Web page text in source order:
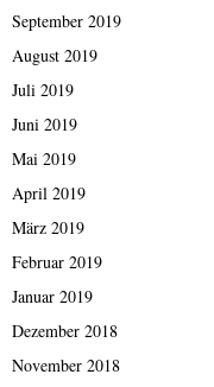
September 2019
August 2019
Juli 2019
Juni 2019
Mai 2019
April 2019
März 2019
Februar 2019
Januar 2019
Dezember 2018
November 2018